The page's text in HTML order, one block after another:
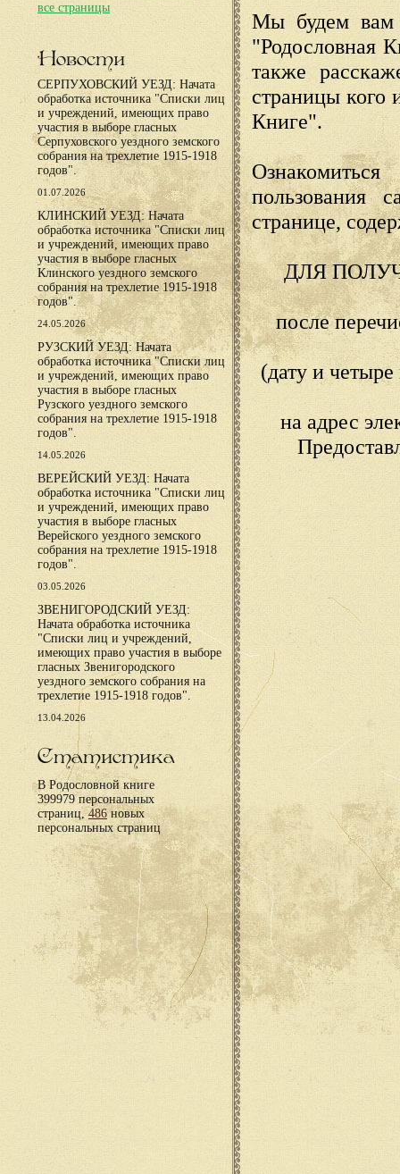
все страницы
Новости
СЕРПУХОВСКИЙ УЕЗД: Начата
обработка источника "Списки лиц
и учреждений, имеющих право
участия в выборе гласных
Серпуховского уездного земского
собрания на трехлетие 1915-1918
годов".
01.07.2026
КЛИНСКИЙ УЕЗД: Начата
обработка источника "Списки лиц
и учреждений, имеющих право
участия в выборе гласных
Клинского уездного земского
собрания на трехлетие 1915-1918
годов".
24.05.2026
РУЗСКИЙ УЕЗД: Начата
обработка источника "Списки лиц
и учреждений, имеющих право
участия в выборе гласных
Рузского уездного земского
собрания на трехлетие 1915-1918
годов".
14.05.2026
ВЕРЕЙСКИЙ УЕЗД: Начата
обработка источника "Списки лиц
и учреждений, имеющих право
участия в выборе гласных
Верейского уездного земского
собрания на трехлетие 1915-1918
годов".
03.05.2026
ЗВЕНИГОРОДСКИЙ УЕЗД:
Начата обработка источника
"Списки лиц и учреждений,
имеющих право участия в выборе
гласных Звенигородского
уездного земского собрания на
трехлетие 1915-1918 годов".
13.04.2026
Статистика
В Родословной книге
399979 персональных
страниц,486новых
персональных страниц
Мы будем вам
"Родословная
также
страницы кого
Книге".
пользования
странице,
ДЛЯ
после
(дату и
на адрес